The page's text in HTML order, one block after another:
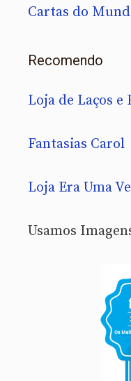
Cartas do
Recomendo
Loja de Laços e
Fantasias Carol
Loja Era Uma
Usamos